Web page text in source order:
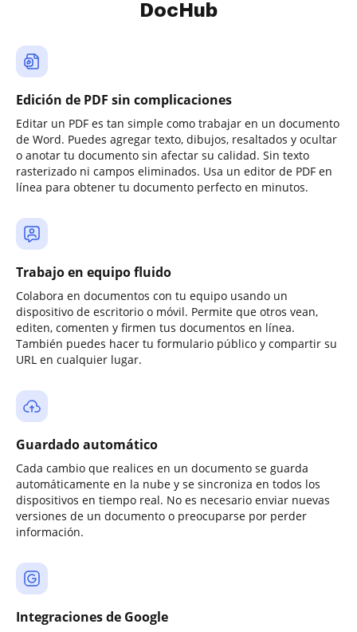
DocHub
Edición de PDF sin complicaciones
Editar un PDF es tan simple como trabajar en un documento
de Word. Puedes agregar texto, dibujos, resaltados y ocultar
o anotar tu documento sin afectar su calidad. Sin texto
rasterizado ni campos eliminados. Usa un editor de PDF en
línea para obtener tu documento perfecto en minutos.
Trabajo en equipo fluido
Colabora en documentos con tu equipo usando un
dispositivo de escritorio o móvil. Permite que otros vean,
editen, comenten y firmen tus documentos en línea.
También puedes hacer tu formulario público y compartir su
URL en cualquier lugar.
Guardado automático
Cada cambio que realices en un documento se guarda
automáticamente en la nube y se sincroniza en todos los
dispositivos en tiempo real. No es necesario enviar nuevas
versiones de un documento o preocuparse por perder
información.
Integraciones de Google